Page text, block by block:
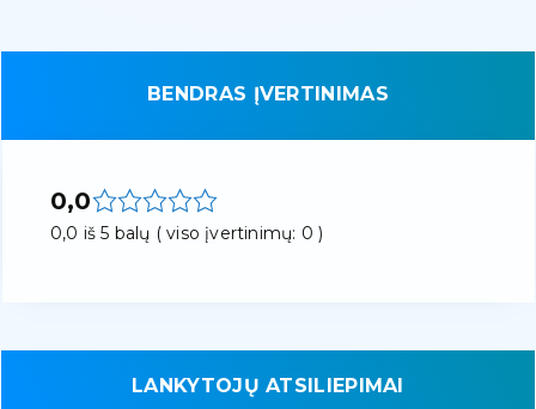
BENDRAS ĮVERTINIMAS
0,0
0,0 iš 5 balų ( viso įvertinimų: 0 )
LANKYTOJŲ ATSILIEPIMAI